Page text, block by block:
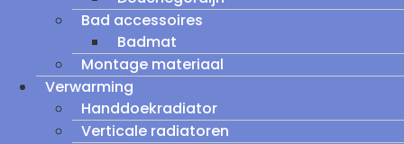
Bad accessoires
Badmat
Montage materiaal
Verwarming
Handdoekradiator
Verticale radiatoren